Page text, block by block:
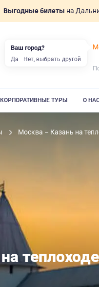
Выгодные билеты на
КОРПОРАТИВНЫЕ ТУРЫ О
Москва – Казань на
Ваш город?
Да Нет, выбрать другой